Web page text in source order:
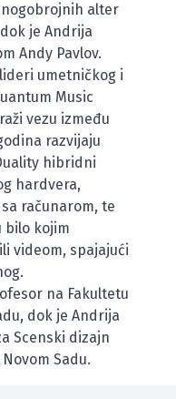
alter
je Andrija
Andy Pavlov.
umetničkog i
Music
vezu između
razvijaju
hibridni
hardvera,
računarom, te
bilo kojim
videom, spajajući
na Fakultetu
dok je Andrija
Scenski dizajn
Sadu.